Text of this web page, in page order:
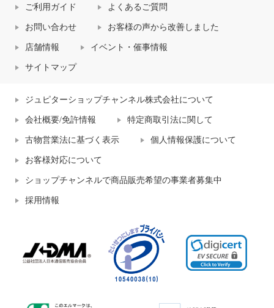
ご利用ガイド よくあるご質問
お問い合わせ お客様の声から改善しました
店舗情報 イベント・催事情報
サイトマップ
ジュピターショップチャンネル株式会社について
会社概要/免許情報 特定商取引法に関して
古物営業法に基づく表示 個人情報保護について
お客様対応について
ショップチャンネルで商品販売希望の事業者募集中
採用情報